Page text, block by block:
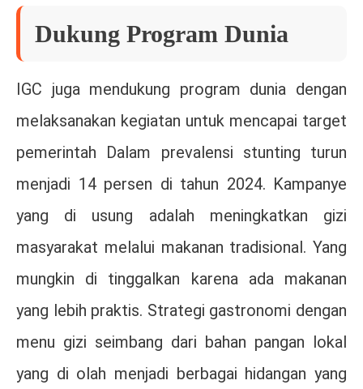
Dukung Program Dunia
IGC juga mendukung program dunia dengan
melaksanakan kegiatan untuk mencapai target
pemerintah Dalam prevalensi stunting turun
menjadi 14 persen di tahun 2024. Kampanye
yang di usung adalah meningkatkan gizi
masyarakat melalui makanan tradisional. Yang
mungkin di tinggalkan karena ada makanan
yang lebih praktis. Strategi gastronomi dengan
menu gizi seimbang dari bahan pangan lokal
yang di olah menjadi berbagai hidangan yang